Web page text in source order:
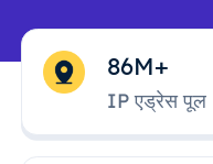
86M+
IP एड्रेस पूल